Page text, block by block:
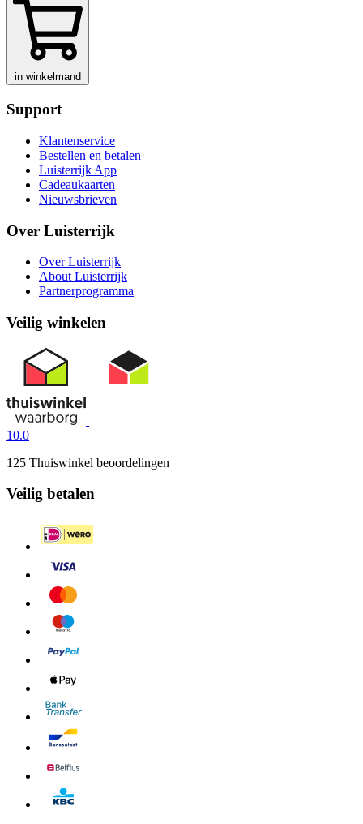
in winkelmand
Support
Klantenservice
Bestellen en betalen
Luisterrijk App
Cadeaukaarten
Nieuwsbrieven
Over Luisterrijk
Over Luisterrijk
About Luisterrijk
Partnerprogramma
Veilig winkelen
10.0
125 Thuiswinkel beoordelingen
Veilig betalen